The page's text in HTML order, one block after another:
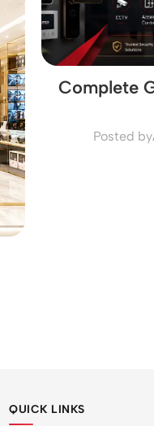
Complete
Posted by
QUICK LINKS